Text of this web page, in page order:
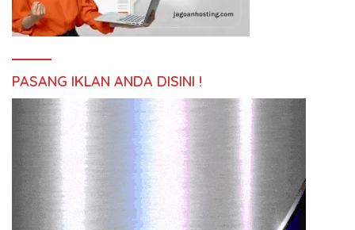
PASANG IKLAN ANDA DISINI !